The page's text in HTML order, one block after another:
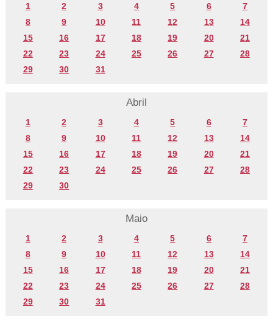
1 2 3 4 5 6
7
8
9 10 11 12 13
14
15
16 17 18 19 20
21
22
23 24 25 26 27
28
29
30 31
Abril
1 2 3 4 5 6
7
8
9 10 11 12 13
14
15
16 17 18 19 20
21
22
23 24 25 26 27
28
29
30
Maio
1 2 3 4 5 6
7
8
9 10 11 12 13
14
15
16 17 18 19 20
21
22
23 24 25 26 27
28
29
30 31